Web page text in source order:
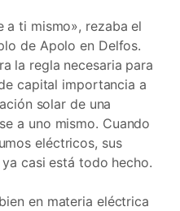
a ti mismo», rezaba el
de Apolo en Delfos.
la regla necesaria para
capital importancia a
solar de una
a uno mismo. Cuando
eléctricos, sus
casi está todo hecho.
en materia eléctrica